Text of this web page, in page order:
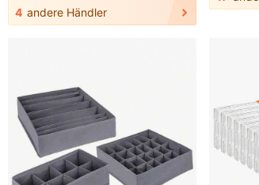
4 andere Händler